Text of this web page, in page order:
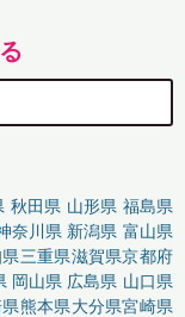
秋田県 山形県 福島県
奈川県 新潟県 富山県
三重県滋賀県京都府
岡山県 広島県 山口県
熊本県大分県宮崎県